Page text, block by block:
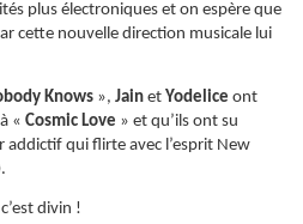
plus électroniques et on espère que
cette nouvelle direction musicale lui
Knows », Jain et Yodelice ont
« Cosmic Love » et qu’ils ont su
qui flirte avec l’esprit New
divin !